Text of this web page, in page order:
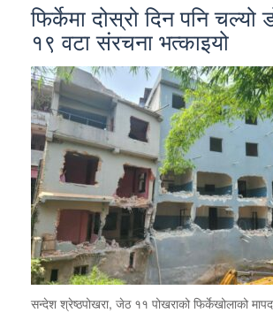
फिर्केमा दोस्रो दिन पनि
१९ वटा संरचना भत्काइयो
सन्देश श्रेष्ठपोखरा, जेठ ११ पोखराको फिर्केखोलाको